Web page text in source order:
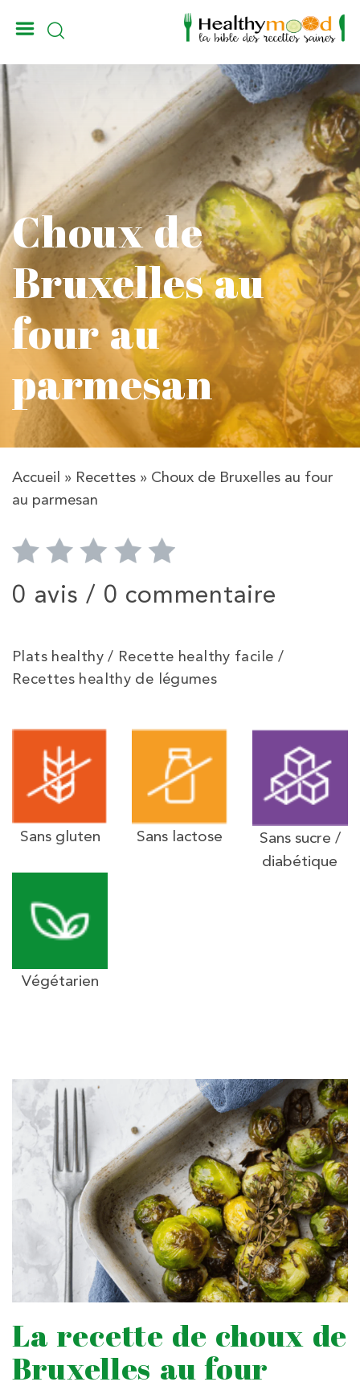
Choux de
Bruxelles au
four au
parmesan
Accueil » Recettes » Choux de Bruxelles au four
au parmesan
0 avis / 0 commentaire
Plats healthy / Recette healthy facile /
Recettes healthy de légumes
Sans gluten Sans lactose
Sans sucre /
diabétique
Végétarien
La recette de choux de
Bruxelles au four